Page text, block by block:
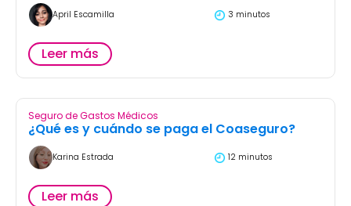
April Escamilla 3 minutos
Leer más
Seguro de Gastos Médicos
¿Qué es y cuándo se paga el Coaseguro?
Karina Estrada 12 minutos
Leer más